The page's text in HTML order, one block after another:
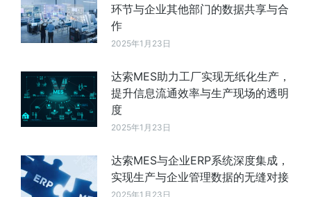
环节与企业其他部门的数据共享与合
作
2025年1月23日
达索MES助力工厂实现无纸化生产，
提升信息流通效率与生产现场的透明
度
2025年1月23日
达索MES与企业ERP系统深度集成，
实现生产与企业管理数据的无缝对接
2025年1月23日